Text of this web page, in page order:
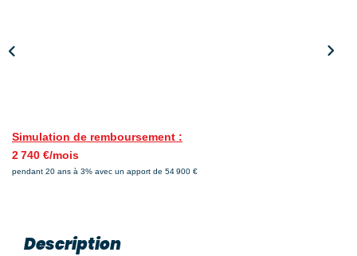
Simulation de remboursement :
2 740 €/mois
pendant 20 ans à 3% avec un apport de 54 900 €
Description